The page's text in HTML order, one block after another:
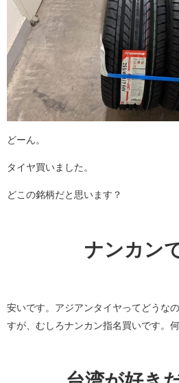
どーん。
タイヤ買いました。
どこの銘柄だと思います？
ナンカン
安いです。アジアンタイヤってどうな
すが、むしろナンカン指名買いです。